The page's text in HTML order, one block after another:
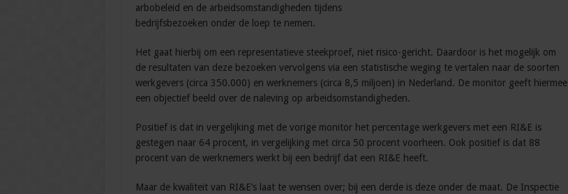
arbobeleid en de arbeidsomstandigheden tijdens
bedrijfsbezoeken onder de loep te nemen.
Het gaat hierbij om een representatieve steekproef, niet risico-gericht. Daardoor is het mogelijk om
de resultaten van deze bezoeken vervolgens via een statistische weging te vertalen naar de soorten
werkgevers (circa 350.000) en werknemers (circa 8,5 miljoen) in Nederland. De monitor geeft hiermee
een objectief beeld over de naleving op arbeidsomstandigheden.
Positief is dat in vergelijking met de vorige monitor het percentage werkgevers met een RI&E is
gestegen naar 64 procent, in vergelijking met circa 50 procent voorheen. Ook positief is dat 88
procent van de werknemers werkt bij een bedrijf dat een RI&E heeft.
Maar de kwaliteit van RI&E’s laat te wensen over; bij een derde is deze onder de maat. De Inspectie